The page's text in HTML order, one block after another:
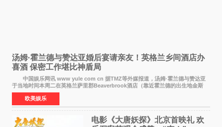
汤姆·霍兰德与赞达亚婚后宴请亲友！英格兰乡间酒店办
喜酒 保密工作堪比神盾局
中国娱乐网讯 www yule com cn 据TMZ等外媒报道，汤姆·霍兰德与赞达亚
于当地时间本周二在英格兰萨里郡Beaverbrook酒店（靠近霍兰德的出生地金斯
顿）举办婚宴，邀请家人与朋友们喝喜酒，庆祝
欧美娱乐
电影《大唐妖探》北京首映礼 欢